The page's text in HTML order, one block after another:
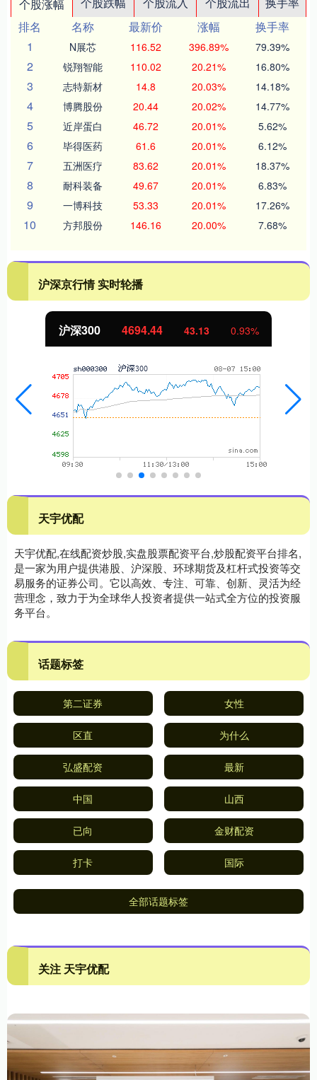
个股涨幅
排名
名称 最新价 涨幅
换手率
1
N展芯 116.52 396.89% 79.39%
2 锐翔智能 110.02 20.21% 16.80%
3 志特新材 14.8 20.03% 14.18%
4 博腾股份 20.44 20.02% 14.77%
5 近岸蛋白 46.72 20.01% 5.62%
6 毕得医药 61.6 20.01% 6.12%
7 五洲医疗 83.62 20.01% 18.37%
8 耐科装备 49.67 20.01% 6.83%
9 一博科技 53.33 20.01% 17.26%
10 方邦股份 146.16 20.00% 7.68%
沪深京行情 实时轮播
沪深300 4694.44 43.13 0.93%
天宇优配
天宇优配,在线配资炒股,实盘股票配资平台,炒股配资平台排名,
是一家为用户提供港股、沪深股、环球期货及杠杆式投资等交
易服务的证券公司。它以高效、专注、可靠、创新、灵活为经
营理念，致力于为全球华人投资者提供一站式全方位的投资服
务平台。
话题标签
第二证券 女性
区直 为什么
弘盛配资 最新
中国 山西
已向 金财配资
打卡 国际
全部话题标签
关注 天宇优配